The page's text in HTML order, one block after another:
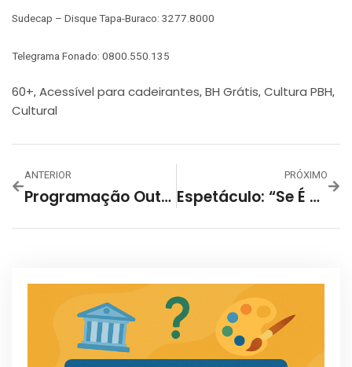
Sudecap – Disque Tapa-Buraco: 3277.8000
Telegrama Fonado: 0800.550.135
60+, Acessível para cadeirantes, BH Grátis, Cultura PBH,
Cultural
ANTERIOR
Programação Outubro De 2024 – Centro Cultural Liberalino Alves De Oliveira
PRÓXIMO
Espetáculo: “Se É Que Você Me Entende” De Raphael Ghanem